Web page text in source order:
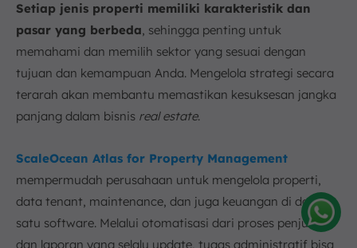
Setiap jenis properti memiliki karakteristik dan
pasar yang berbeda, sehingga penting untuk
memahami dan memilih sektor yang sesuai dengan
tujuan dan kemampuan Anda. Mengelola strategi secara
terarah akan membantu memastikan kesuksesan jangka
panjang dalam bisnis real estate.
ScaleOcean Atlas for Property Management
mempermudah perusahaan untuk mengelola properti,
data tenant, maintenance, dan juga keuangan di dalam
satu software. Melalui otomatisasi dari proses penjualan
dan laporan yang selalu update, tugas administratif bisa
Amelia